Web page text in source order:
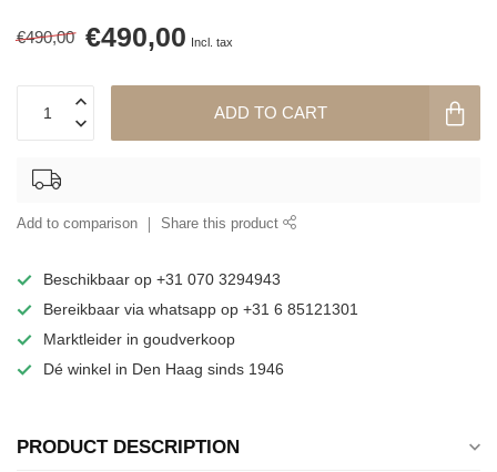
€490,00 €490,00 Incl. tax
ADD TO CART
Add to comparison Share this product
Beschikbaar op +31 070 3294943
Bereikbaar via whatsapp op +31 6 85121301
Marktleider in goudverkoop
Dé winkel in Den Haag sinds 1946
PRODUCT DESCRIPTION